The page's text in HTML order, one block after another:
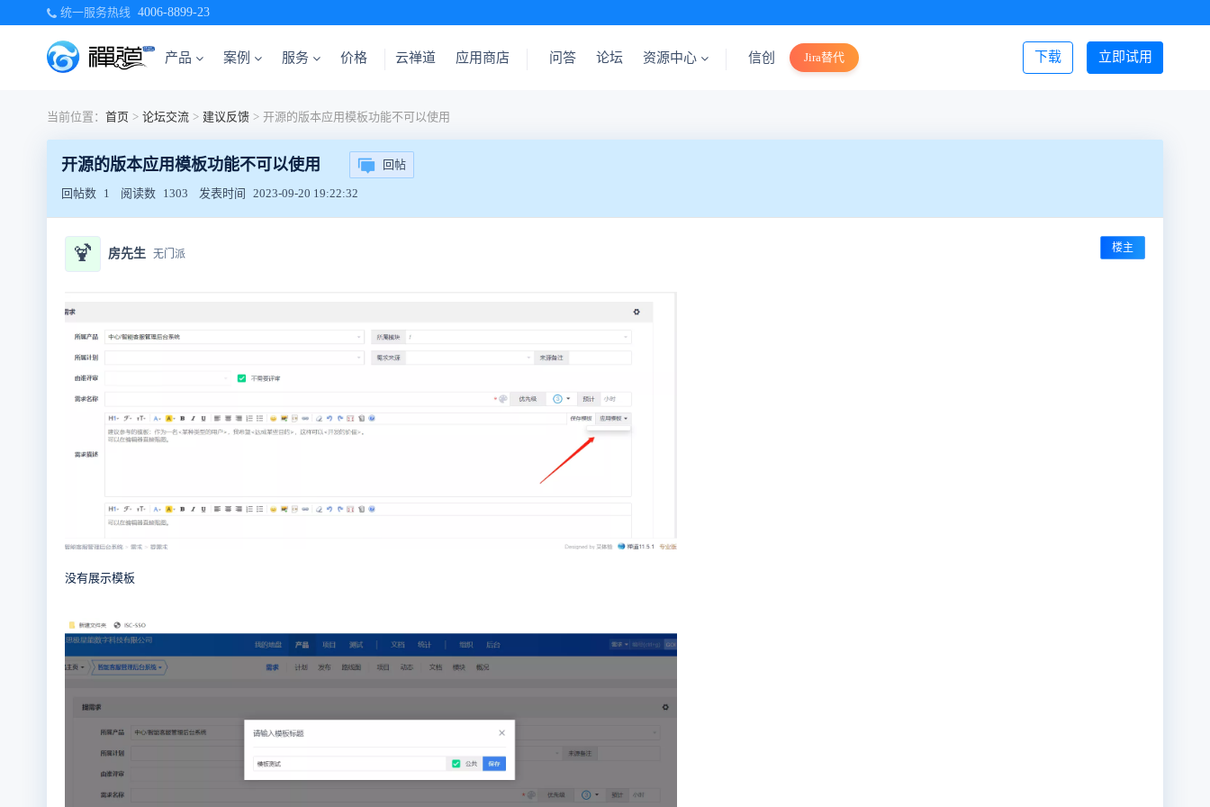
统一服务热线 4006-8899-23
产品 案例 服务 价格 立即试用
下载
云禅道 应用商店 问答 论坛 资源中心 信创 Jira替代 登录/注册
当前位置： 首页 > 论坛交流 > 建议反馈 > 开源的版本应用模板功能不可以使用
开源的版本应用模板功能不可以使用 回帖
回帖数 1 阅读数 1303 发表时间 2023-09-20 19:22:32
🍹 房先生 无门派 楼主
没有展示模板